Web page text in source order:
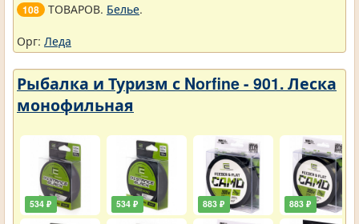
108 ТОВАРОВ. Белье.
Орг: Леда
Рыбалка и Туризм с Norfine - 901. Леска
монофильная
534 ₽ 534 ₽ 883 ₽ 883 ₽